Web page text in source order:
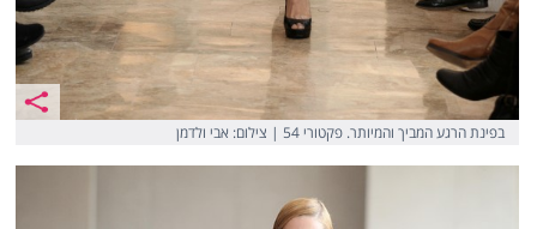
בפינת הרגע המביך והמיותר. פקטורי 54 | צילום: אבי ולדמן